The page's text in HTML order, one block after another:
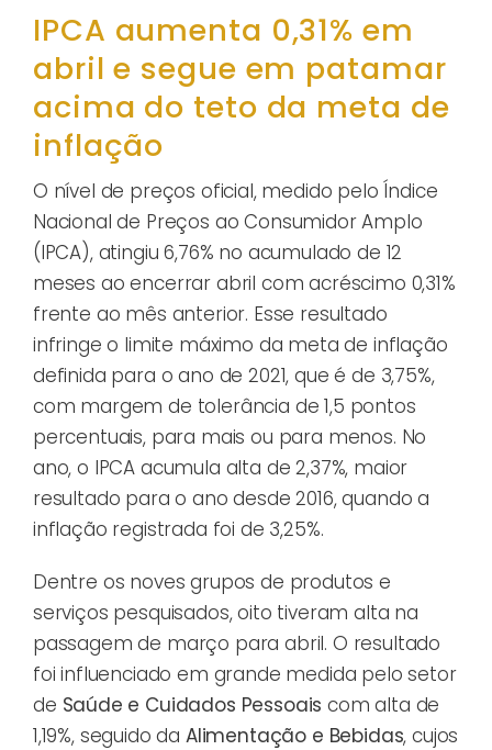
IPCA aumenta 0,31% em
abril e segue em patamar
acima do teto da meta de
inflação
O nível de preços oficial, medido pelo Índice
Nacional de Preços ao Consumidor Amplo
(IPCA), atingiu 6,76% no acumulado de 12
meses ao encerrar abril com acréscimo 0,31%
frente ao mês anterior. Esse resultado
infringe o limite máximo da meta de inflação
definida para o ano de 2021, que é de 3,75%,
com margem de tolerância de 1,5 pontos
percentuais, para mais ou para menos. No
ano, o IPCA acumula alta de 2,37%, maior
resultado para o ano desde 2016, quando a
inflação registrada foi de 3,25%.
Dentre os noves grupos de produtos e
serviços pesquisados, oito tiveram alta na
passagem de março para abril. O resultado
foi influenciado em grande medida pelo setor
de Saúde e Cuidados Pessoais com alta de
1,19%, seguido da Alimentação e Bebidas, cujos